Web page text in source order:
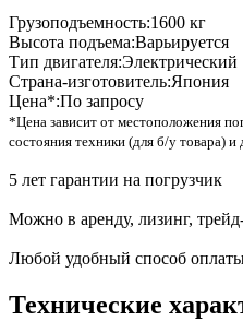
Грузоподъемность:1600 кг
Высота подъема:Варьируется
Тип двигателя:Электрический
Страна-изготовитель:Япония
Цена*:По запросу
*Цена зависит от местоположения
состояния техники (для б/у товара) и
5 лет гарантии на погрузчик
Можно в аренду, лизинг,
Любой удобный способ
Технические